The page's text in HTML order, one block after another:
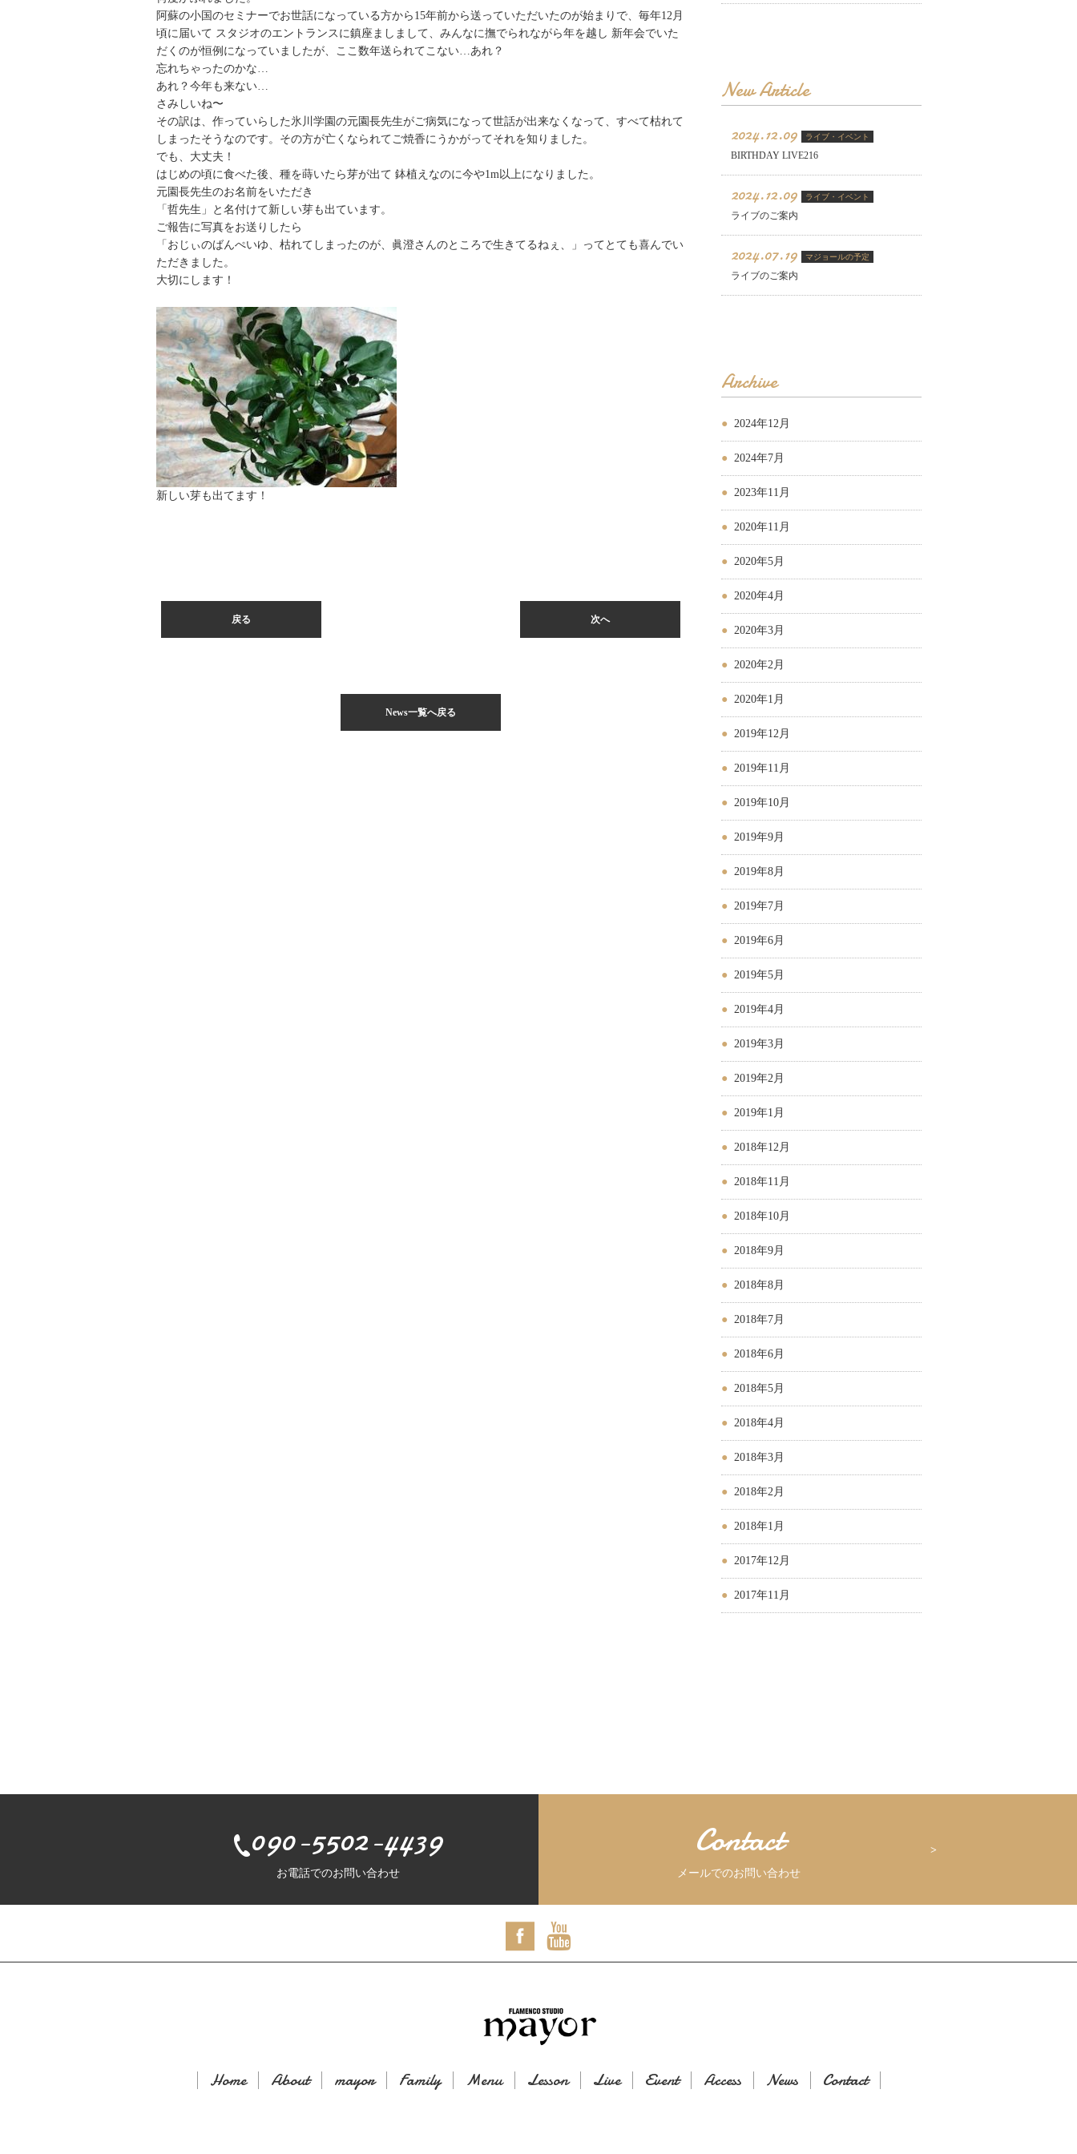
阿蘇の小国のセミナーでお世話になっている方から15年前から送っていただいたのが始まりで、毎年12月
頃に届いて スタジオのエントランスに鎮座ましまして、みんなに撫でられながら年を越し 新年会でいた
だくのが恒例になっていましたが、ここ数年送られてこない…あれ？
忘れちゃったのかな…
あれ？今年も来ない…
さみしいね〜
その訳は、作っていらした氷川学園の元園長先生がご病気になって世話が出来なくなって、すべて枯れて
しまったそうなのです。その方が亡くなられてご焼香にうかがってそれを知りました。
でも、大丈夫！
はじめの頃に食べた後、種を蒔いたら芽が出て 鉢植えなのに今や1m以上になりました。
元園長先生のお名前をいただき
「哲先生」と名付けて新しい芽も出ています。
ご報告に写真をお送りしたら
「おじぃのばんぺいゆ、枯れてしまったのが、眞澄さんのところで生きてるねぇ、」ってとても喜んでい
ただきました。
大切にします！
新しい芽も出てます！
戻る 次へ
News一覧へ戻る
New Article
2024.12.09 ライブ・イベント
BIRTHDAY LIVE216
2024.12.09 ライブ・イベント
ライブのご案内
2024.07.19 マジョールの予定
ライブのご案内
Archive
2024年12月
2024年7月
2023年11月
2020年11月
2020年5月
2020年4月
2020年3月
2020年2月
2020年1月
2019年12月
2019年11月
2019年10月
2019年9月
2019年8月
2019年7月
2019年6月
2019年5月
2019年4月
2019年3月
2019年2月
2019年1月
2018年12月
2018年11月
2018年10月
2018年9月
2018年8月
2018年7月
2018年6月
2018年5月
2018年4月
2018年3月
2018年2月
2018年1月
2017年12月
2017年11月
090-5502-4439
お電話でのお問い合わせ
Contact
メールでのお問い合わせ
Home About mayor Family Menu Lesson Live Event Access News Contact